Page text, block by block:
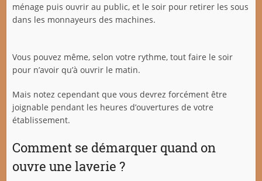
ménage puis ouvrir au public, et le soir pour retirer les sous
dans les monnayeurs des machines.
Vous pouvez même, selon votre rythme, tout faire le soir
pour n’avoir qu’à ouvrir le matin.
Mais notez cependant que vous devrez forcément être
joignable pendant les heures d’ouvertures de votre
établissement.
Comment se démarquer quand on
ouvre une laverie ?